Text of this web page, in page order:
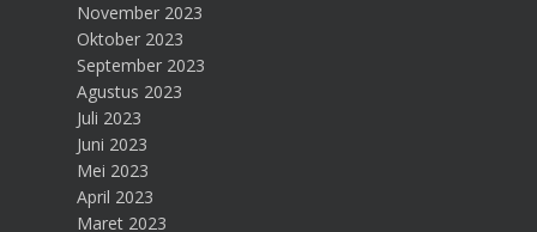
November 2023
Oktober 2023
September 2023
Agustus 2023
Juli 2023
Juni 2023
Mei 2023
April 2023
Maret 2023